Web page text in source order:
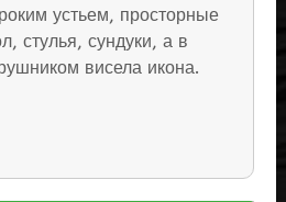
устьем, просторные
стулья, сундуки, а в
висела икона.